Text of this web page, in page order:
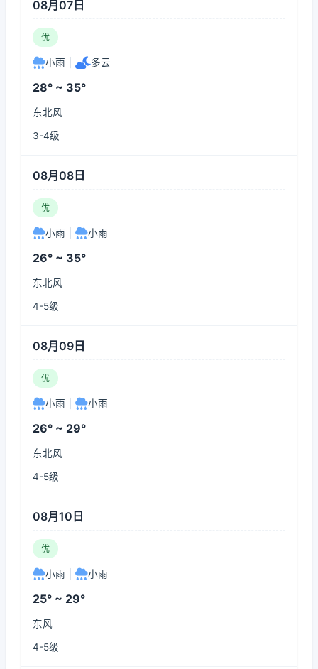
08月07日
优
小雨 多云
28° ~ 35°
东北风
3-4级
08月08日
优
小雨 小雨
26° ~ 35°
东北风
4-5级
08月09日
优
小雨 小雨
26° ~ 29°
东北风
4-5级
08月10日
优
小雨 小雨
25° ~ 29°
东风
4-5级